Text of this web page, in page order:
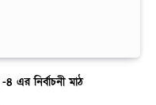
এর নির্বাচনী মাঠ